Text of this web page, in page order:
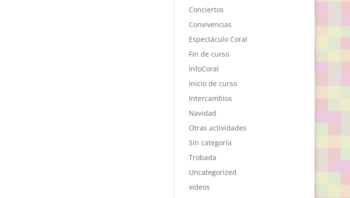
Conciertos
Convivencias
Espectáculo Coral
Fin de curso
InfoCoral
Inicio de curso
Intercambios
Navidad
Otras actividades
Sin categoría
Trobada
Uncategorized
videos